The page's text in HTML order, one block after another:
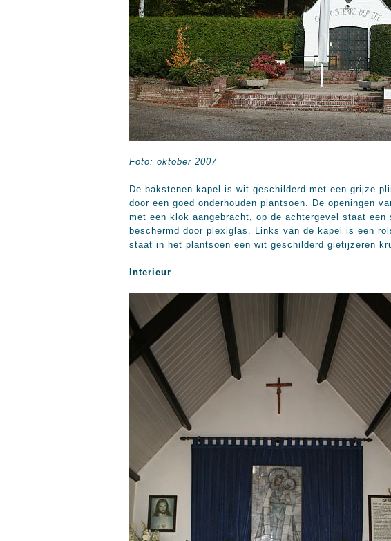
Foto: oktober 2007
De bakstenen kapel is wit geschilderd met een grijze
door een goed onderhouden plantsoen. De openingen
met een klok aangebracht, op de achtergevel staat
beschermd door plexiglas. Links van de kapel is een
staat in het plantsoen een wit geschilderd gietijzeren
Interieur